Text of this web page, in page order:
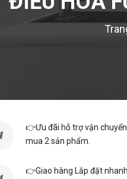
👉Ưu đãi hỗ trợ vận
mua 2 sản phẩm.
👉Giao hàng Lắp đặt nhanh